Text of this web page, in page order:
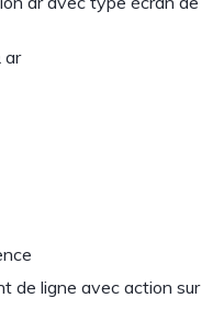
ar
de ligne avec action sur